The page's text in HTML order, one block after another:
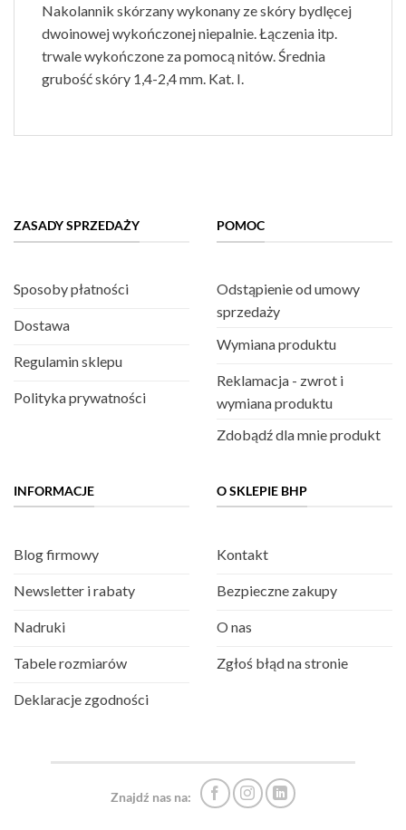
Nakolannik skórzany wykonany ze skóry bydlęcej
dwoinowej wykończonej niepalnie. Łączenia itp.
trwale wykończone za pomocą nitów. Średnia
grubość skóry 1,4-2,4 mm. Kat. I.
ZASADY SPRZEDAŻY
Sposoby płatności
Dostawa
Regulamin sklepu
Polityka prywatności
POMOC
Odstąpienie od umowy
sprzedaży
Wymiana produktu
Reklamacja - zwrot i
wymiana produktu
Zdobądź dla mnie produkt
INFORMACJE
Blog firmowy
Newsletter i rabaty
Nadruki
Tabele rozmiarów
Deklaracje zgodności
O SKLEPIE BHP
Kontakt
Bezpieczne zakupy
O nas
Zgłoś błąd na stronie
Znajdź nas na: